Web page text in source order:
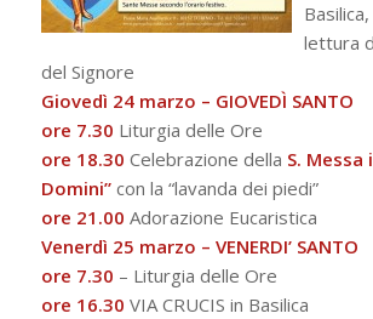
lettura
del Signore
Giovedì 24 marzo – GIOVEDÌ SANTO
ore 7.30 Liturgia delle Ore
ore 18.30 Celebrazione della S. Messa
Domini” con la “lavanda dei piedi”
ore 21.00 Adorazione Eucaristica
Venerdì 25 marzo – VENERDI’ SANTO
ore 7.30 – Liturgia delle Ore
ore 16.30 VIA CRUCIS in Basilica